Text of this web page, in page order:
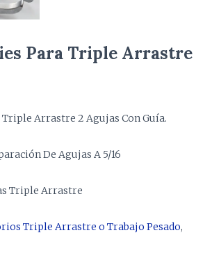
Para Triple Arrastre
Triple Arrastre 2 Agujas Con Guía.
De Agujas A 5/16
Triple Arrastre
Triple Arrastre o Trabajo Pesado,